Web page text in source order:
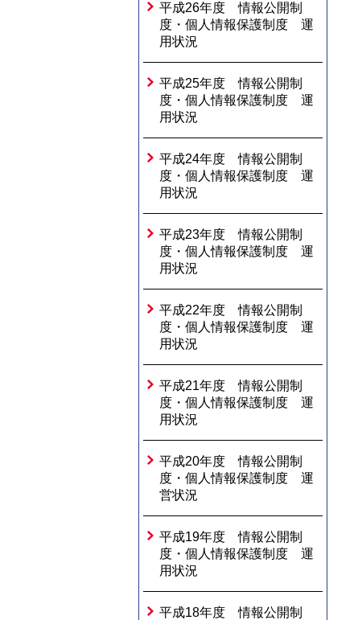
平成26年度 情報公開制
度・個人情報保護制度 運
用状況
平成25年度 情報公開制
度・個人情報保護制度 運
用状況
平成24年度 情報公開制
度・個人情報保護制度 運
用状況
平成23年度 情報公開制
度・個人情報保護制度 運
用状況
平成22年度 情報公開制
度・個人情報保護制度 運
用状況
平成21年度 情報公開制
度・個人情報保護制度 運
用状況
平成20年度 情報公開制
度・個人情報保護制度 運
営状況
平成19年度 情報公開制
度・個人情報保護制度 運
用状況
平成18年度 情報公開制